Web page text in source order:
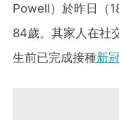
Powell）於昨日（
84歲。其家人在社
生前已完成接種新